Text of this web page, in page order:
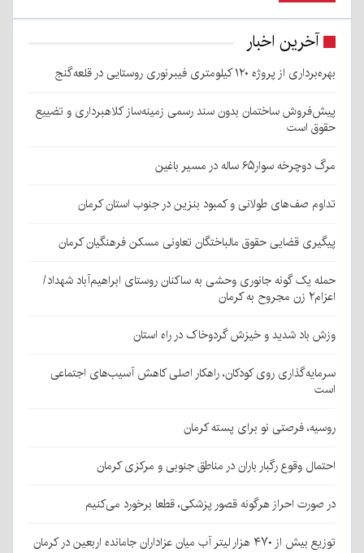
آخرین اخبار
بهره‌برداری از پروژه ۱۲۰ کیلومتری فیبرنوری روستایی در قلعه‌گنج
پیش‌فروش ساختمان بدون سند رسمی زمینه‌ساز کلاهبرداری و تضییع
حقوق است
مرگ دوچرخه سوار۶۵ ساله در مسیر باغین
تداوم صف‌های طولانی و کمبود بنزین در جنوب استان کرمان
پیگیری قضایی حقوق مالباختگان تعاونی مسکن فرهنگیان کرمان
حمله یک گونه جانوری وحشی به ساکنان روستای ابراهیم‌آباد شهداد/
اعزام۲ زن مجروح به کرمان
وزش باد شدید و خیزش گردوخاک در راه استان
سرمایه‌گذاری روی کودکان، راهکار اصلی کاهش آسیب‌های اجتماعی
است
روسیه، فرصتی نو برای پسته کرمان
احتمال وقوع رگبار باران در مناطق جنوبی و مرکزی کرمان
در صورت احراز هرگونه قصور پزشکی، قطعا برخورد می‌کنیم
توزیع بیش از ۴۷۰ هزار لیتر آب میان عزاداران جامانده اربعین در کرمان